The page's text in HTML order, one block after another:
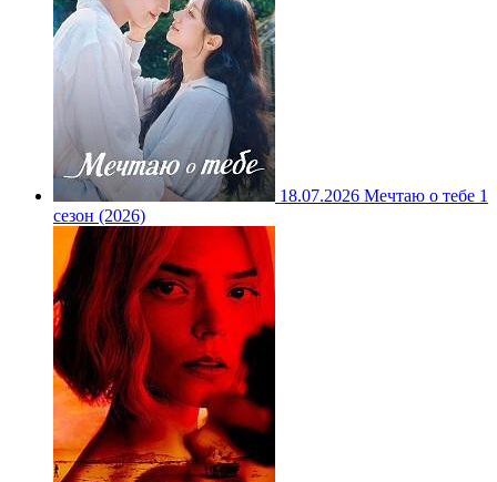
18.07.2026 Мечтаю о тебе 1
сезон (2026)